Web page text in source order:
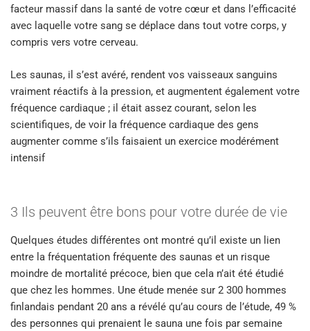
facteur massif dans la santé de votre cœur et dans l’efficacité
avec laquelle votre sang se déplace dans tout votre corps, y
compris vers votre cerveau.
Les saunas, il s’est avéré, rendent vos vaisseaux sanguins
vraiment réactifs à la pression, et augmentent également votre
fréquence cardiaque ; il était assez courant, selon les
scientifiques, de voir la fréquence cardiaque des gens
augmenter comme s’ils faisaient un exercice modérément
intensif
3 Ils peuvent être bons pour votre durée de vie
Quelques études différentes ont montré qu’il existe un lien
entre la fréquentation fréquente des saunas et un risque
moindre de mortalité précoce, bien que cela n’ait été étudié
que chez les hommes. Une étude menée sur 2 300 hommes
finlandais pendant 20 ans a révélé qu’au cours de l’étude, 49 %
des personnes qui prenaient le sauna une fois par semaine